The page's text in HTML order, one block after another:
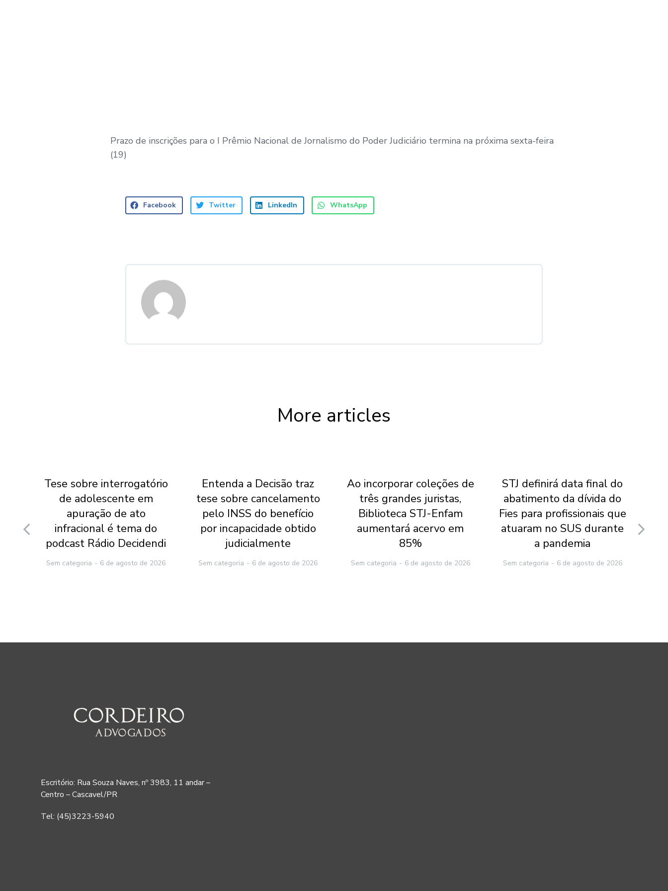
Prazo de inscrições para o I Prêmio Nacional de Jornalismo do Poder Judiciário termina na próxima sexta-feira
(19)
Facebook Twitter LinkedIn WhatsApp
More articles
Tese sobre interrogatório
de adolescente em
apuração de ato
infracional é tema do
podcast Rádio Decidendi
Sem categoria 6 de agosto de 2026
Entenda a Decisão traz
tese sobre cancelamento
pelo INSS do benefício
por incapacidade obtido
judicialmente
Sem categoria 6 de agosto de 2026
Ao incorporar coleções de
três grandes juristas,
Biblioteca STJ-Enfam
aumentará acervo em
85%
Sem categoria 6 de agosto de 2026
STJ definirá data final do
abatimento da dívida do
Fies para profissionais que
atuaram no SUS durante
a pandemia
Sem categoria 6 de agosto de 2026
Escritório: Rua Souza Naves, nº 3983, 11 andar –
Centro – Cascavel/PR
Tel: (45)3223-5940